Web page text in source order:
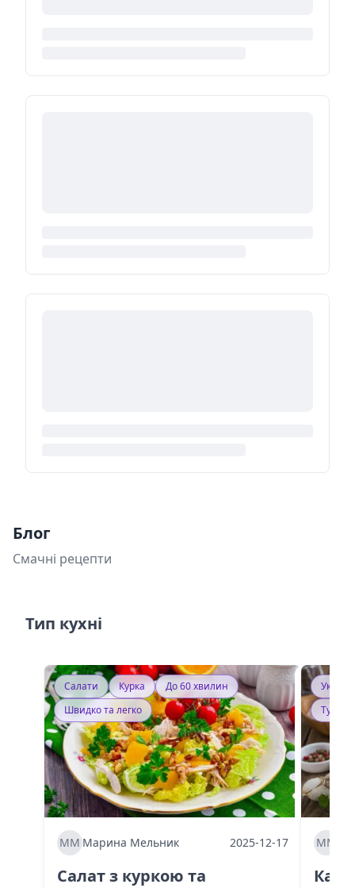
Блог
Смачні рецепти
Тип кухні
Салати Курка
До 60 хвилин
Швидко та легко
ММ Марина Мельник 2025-12-17
Салат з куркою та
ММ